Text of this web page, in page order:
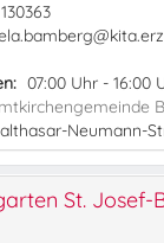
07:00 Uhr - 16:00
Neumann-
St. Josef-